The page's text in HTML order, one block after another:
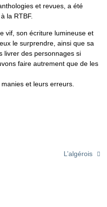
et revues, a été
la RTBF.
vif, son écriture lumineuse et
le surprendre, ainsi que sa
livrer des personnages si
faire autrement que de les
et leurs erreurs.
L’algérois